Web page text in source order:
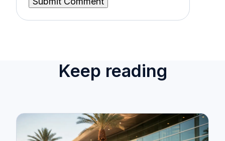
Keep reading